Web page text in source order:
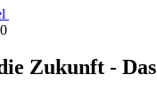
Zukunft - Das